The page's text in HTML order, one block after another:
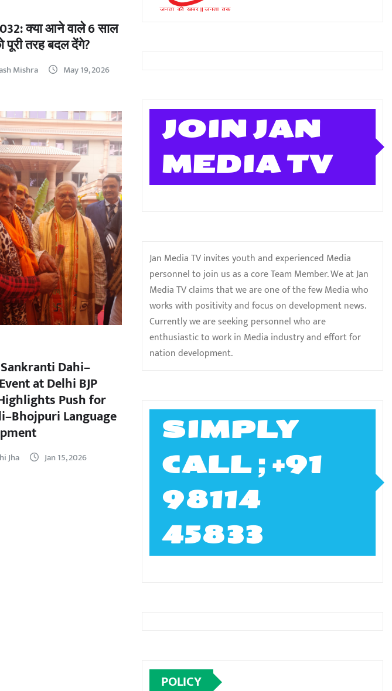
क्या आने वाले 6 साल
पूरी तरह बदल देंगे?
Mishra May 19, 2026
Dahi–
at Delhi BJP
Push for
Language
Jha Jan 15, 2026
JOIN JAN
MEDIA TV
Jan Media TV invites youth and experienced Media
personnel to join us as a core Team Member. We at Jan
Media TV claims that we are one of the few Media who
works with positivity and focus on development news.
Currently we are seeking personnel who are
enthusiastic to work in Media industry and effort for
nation development.
SIMPLY
CALL ; +91
98114
45833
POLICY